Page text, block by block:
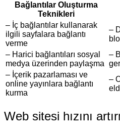
Bağlantılar Oluşturma
Teknikleri
– İç bağlantılar kullanarak
ilgili sayfalara bağlantı
verme
–
– Harici bağlantıları sosyal
medya üzerinden paylaşma
–
– İçerik pazarlaması ve
online yayınlara bağlantı
kurma
–
Web sitesi hızını